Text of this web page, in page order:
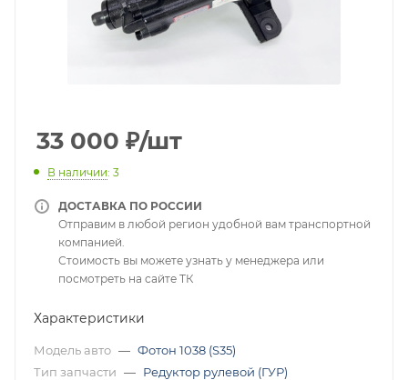
33 000 ₽/шт
В наличии: 3
ДОСТАВКА ПО РОССИИ
Отправим в любой регион удобной вам транспортной
компанией.
Стоимость вы можете узнать у менеджера или
посмотреть на сайте ТК
Характеристики
Модель авто — Фотон 1038 (S35)
Тип запчасти — Редуктор рулевой (ГУР)